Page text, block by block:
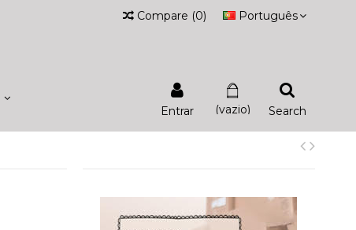
Português
Compare (0)
Search
(vazio)
Entrar